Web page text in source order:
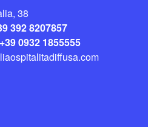
38
392 8207857
+39 0932 1855555